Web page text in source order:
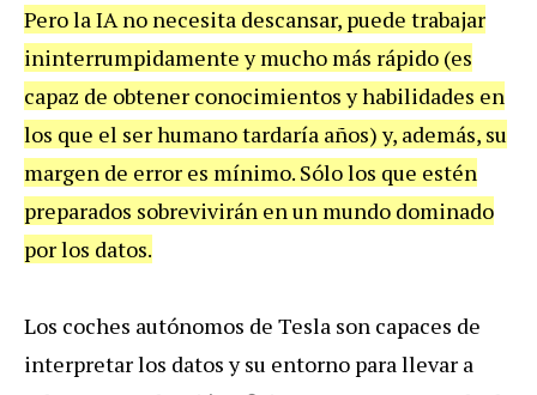
Pero la IA no necesita descansar, puede trabajar
ininterrumpidamente y mucho más rápido (es
capaz de obtener conocimientos y habilidades en
los que el ser humano tardaría años) y, además, su
margen de error es mínimo. Sólo los que estén
preparados sobrevivirán en un mundo dominado
por los datos.
Los coches autónomos de Tesla son capaces de
interpretar los datos y su entorno para llevar a